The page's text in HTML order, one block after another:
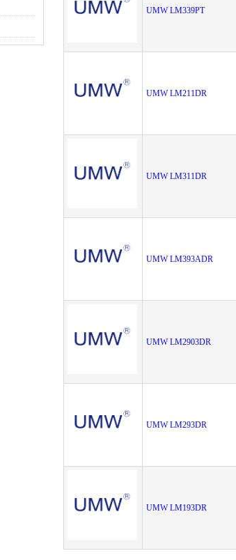
UMW LM339PT
UMW LM211DR
UMW LM311DR
UMW LM393ADR
UMW LM2903DR
UMW LM293DR
UMW LM193DR